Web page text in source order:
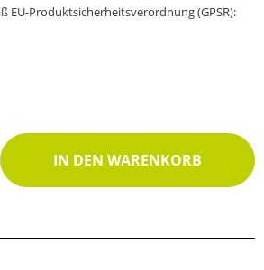
EU-Produktsicherheitsverordnung (GPSR):
Gib den gewünschten
IN DEN WARENKORB